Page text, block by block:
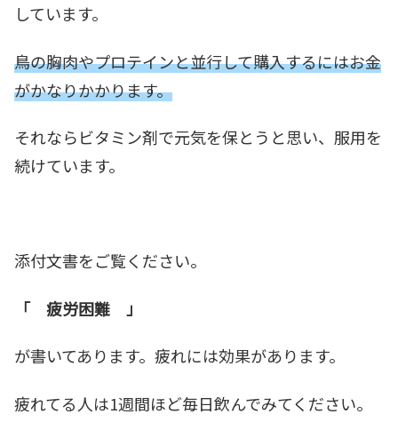
しています。
鳥の胸肉やプロテインと並行して購入するにはお金
がかなりかかります。
それならビタミン剤で元気を保とうと思い、服用を
続けています。
添付文書をご覧ください。
「 疲労困難 」
が書いてあります。疲れには効果があります。
疲れてる人は1週間ほど毎日飲んでみてください。